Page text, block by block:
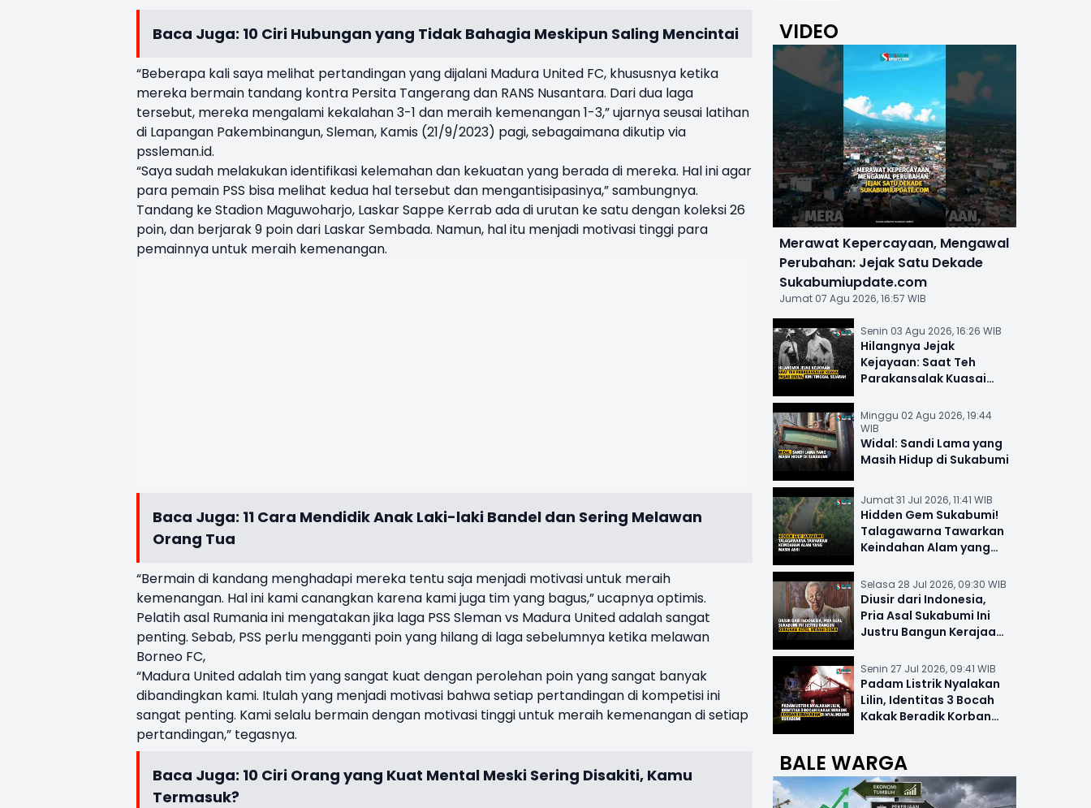
Baca Juga: 10 Ciri Hubungan yang Tidak Bahagia Meskipun Saling Mencintai
“Beberapa kali saya melihat pertandingan yang dijalani Madura United FC, khususnya ketika
mereka bermain tandang kontra Persita Tangerang dan RANS Nusantara. Dari dua laga
tersebut, mereka mengalami kekalahan 3-1 dan meraih kemenangan 1-3,” ujarnya seusai latihan
di Lapangan Pakembinangun, Sleman, Kamis (21/9/2023) pagi, sebagaimana dikutip via
pssleman.id.
“Saya sudah melakukan identifikasi kelemahan dan kekuatan yang berada di mereka. Hal ini agar
para pemain PSS bisa melihat kedua hal tersebut dan mengantisipasinya,” sambungnya.
Tandang ke Stadion Maguwoharjo, Laskar Sappe Kerrab ada di urutan ke satu dengan koleksi 26
poin, dan berjarak 9 poin dari Laskar Sembada. Namun, hal itu menjadi motivasi tinggi para
pemainnya untuk meraih kemenangan.
Baca Juga: 11 Cara Mendidik Anak Laki-laki Bandel dan Sering Melawan
Orang Tua
“Bermain di kandang menghadapi mereka tentu saja menjadi motivasi untuk meraih
kemenangan. Hal ini kami canangkan karena kami juga tim yang bagus,” ucapnya optimis.
Pelatih asal Rumania ini mengatakan jika laga PSS Sleman vs Madura United adalah sangat
penting. Sebab, PSS perlu mengganti poin yang hilang di laga sebelumnya ketika melawan
Borneo FC,
“Madura United adalah tim yang sangat kuat dengan perolehan poin yang sangat banyak
dibandingkan kami. Itulah yang menjadi motivasi bahwa setiap pertandingan di kompetisi ini
sangat penting. Kami selalu bermain dengan motivasi tinggi untuk meraih kemenangan di setiap
pertandingan,” tegasnya.
Baca Juga: 10 Ciri Orang yang Kuat Mental Meski Sering Disakiti, Kamu
Termasuk?
VIDEO
Merawat Kepercayaan, Mengawal
Perubahan: Jejak Satu Dekade
Sukabumiupdate.com
Jumat 07 Agu 2026, 16:57 WIB
Senin 03 Agu 2026, 16:26 WIB
Hilangnya Jejak
Kejayaan: Saat Teh
Parakansalak Kuasai
Sejarah
Minggu 02 Agu 2026, 19:44
WIB
Widal: Sandi Lama yang
Masih Hidup di Sukabumi
Jumat 31 Jul 2026, 11:41 WIB
Hidden Gem Sukabumi!
Talagawarna Tawarkan
Keindahan Alam yang
Selasa 28 Jul 2026, 09:30 WIB
Diusir dari Indonesia,
Pria Asal Sukabumi Ini
Justru Bangun Kerajaan
Senin 27 Jul 2026, 09:41 WIB
Padam Listrik Nyalakan
Lilin, Identitas 3 Bocah
Kakak Beradik Korban
BALE WARGA